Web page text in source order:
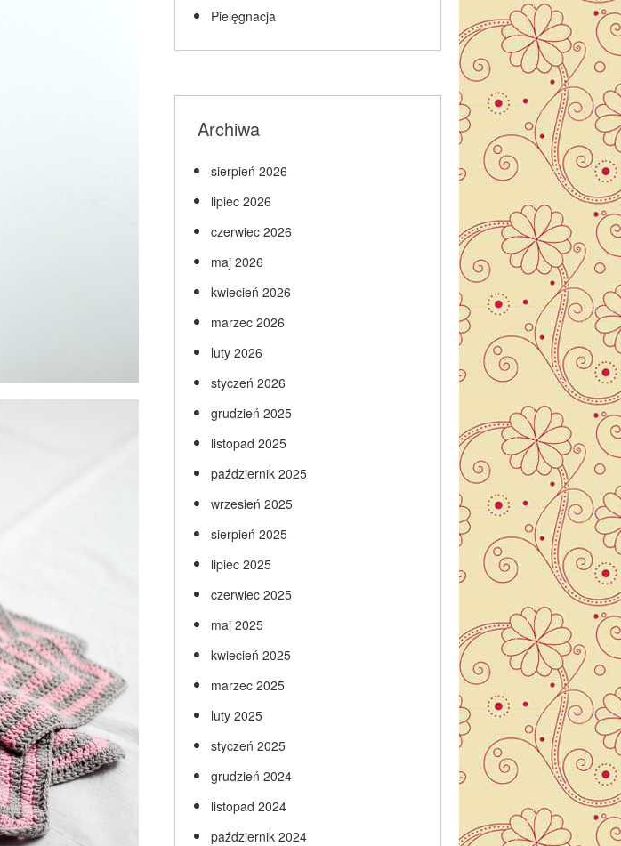
Pielęgnacja
Archiwa
sierpień 2026
lipiec 2026
czerwiec 2026
maj 2026
kwiecień 2026
marzec 2026
luty 2026
styczeń 2026
grudzień 2025
listopad 2025
październik 2025
wrzesień 2025
sierpień 2025
lipiec 2025
czerwiec 2025
maj 2025
kwiecień 2025
marzec 2025
luty 2025
styczeń 2025
grudzień 2024
listopad 2024
październik 2024